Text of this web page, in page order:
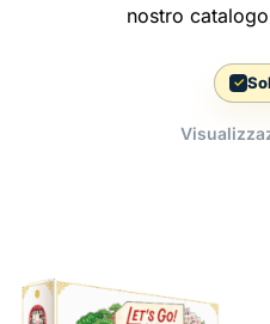
nostro